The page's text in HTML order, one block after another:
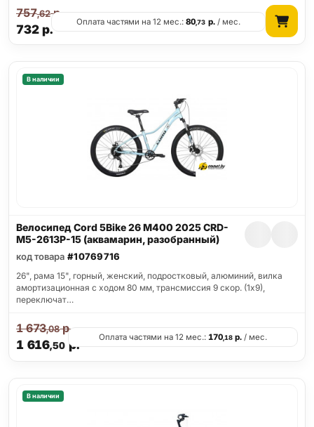
732р.
757,62р.
Оплата частями на 12 мес.:80,73 р./ мес.
В наличии
Велосипед Cord 5Bike 26 M400 2025 CRD-
M5-2613P-15 (аквамарин, разобранный)
код товара #10769716
26", рама 15", горный, женский, подростковый, алюминий, вилка
амортизационная с ходом 80 мм, трансмиссия 9 скор. (1х9),
переключат…
1 616,50 р.
1 673,08р.
Оплата частями на 12 мес.: 170,18р./ мес.
В наличии